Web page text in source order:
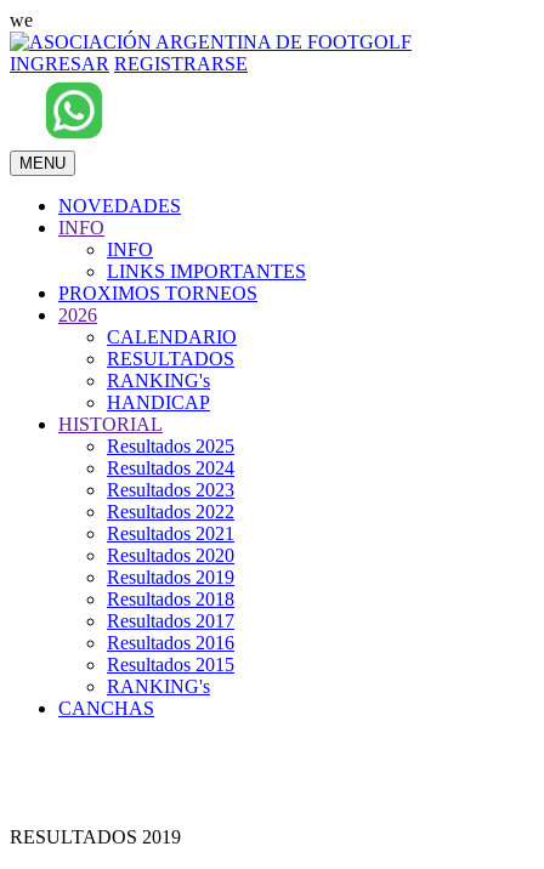
we
INGRESAR REGISTRARSE
MENU
NOVEDADES
INFO
INFO
LINKS IMPORTANTES
PROXIMOS TORNEOS
2026
CALENDARIO
RESULTADOS
RANKING's
HANDICAP
HISTORIAL
Resultados 2025
Resultados 2024
Resultados 2023
Resultados 2022
Resultados 2021
Resultados 2020
Resultados 2019
Resultados 2018
Resultados 2017
Resultados 2016
Resultados 2015
RANKING's
CANCHAS
RESULTADOS 2019